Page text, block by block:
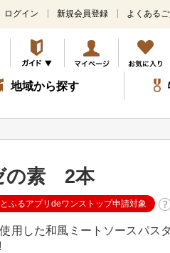
メ
ン
コ
ン
テ
ツ
ログイン 新規会員登録 よくある
地域から探す
の素 2本
ふるアプリdeワンストップ申請対象
用した和風ミートソースパス